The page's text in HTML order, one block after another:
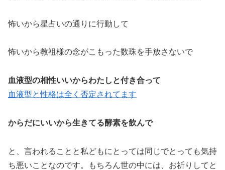
怖いから星占いの通りに行動して
怖いから教祖様の念がこもった数珠を手放さないで
血液型の相性いいからわたしと付き合って
血液型と性格は全く否定されてます
からだにいいから生きてる酵素を飲んで
と、言われることと私どもにとっては同じでとっても気持
ち悪いことなのです。もちろん世の中には、お祈りしてと